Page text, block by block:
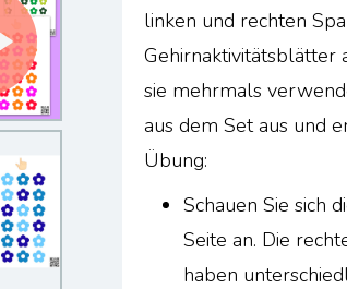
linken und rechten
Gehirnaktivitätsblätter
sie mehrmals
aus dem Set aus und
Übung:
Schauen Sie sich
Seite an. Die
haben